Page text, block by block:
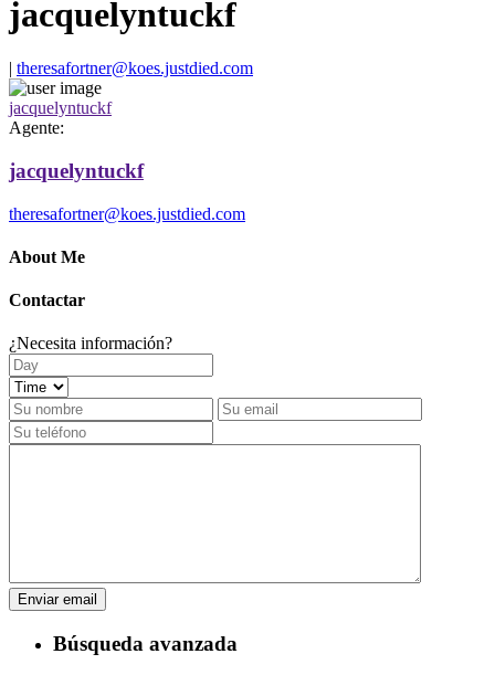
jacquelyntuckf
| theresafortner@koes.justdied.com
jacquelyntuckf
Agente:
jacquelyntuckf
theresafortner@koes.justdied.com
About Me
Contactar
¿Necesita información?
Búsqueda avanzada